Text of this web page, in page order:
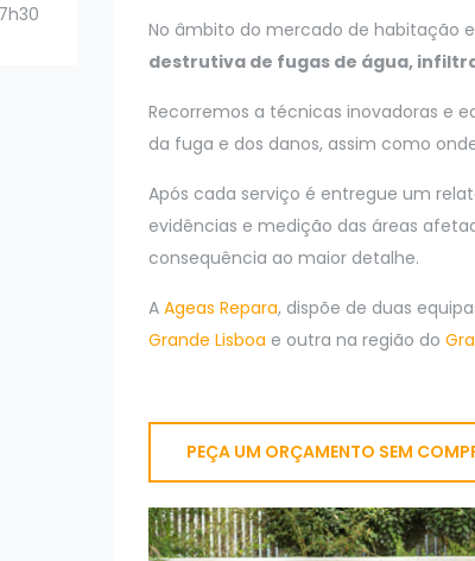
No âmbito do mercado de habitação
destrutiva de fugas de água,
Recorremos a técnicas inovadoras e
da fuga e dos danos, assim como
Após cada serviço é entregue um
evidências e medição das áreas
consequência ao maior detalhe.
A Ageas Repara, dispõe de duas
Grande Lisboa e outra na região do
PEÇA UM ORÇAMENTO SEM